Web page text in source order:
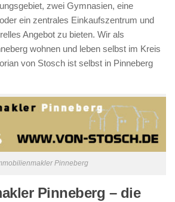
zwei Gymnasien, eine
ein zentrales Einkaufszentrum und
Angebot zu bieten. Wir als
wohnen und leben selbst im Kreis
von Stosch ist selbst in Pinneberg
Pinneberg
Pinneberg – die